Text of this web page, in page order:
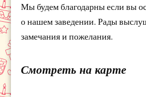
Мы будем благодарны если вы
о нашем заведении. Рады
замечания и пожелания.
Смотреть на карте